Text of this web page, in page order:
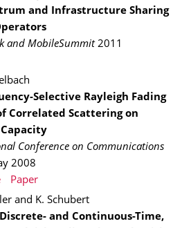
and Infrastructure Sharing
and MobileSummit 2011
Selective Rayleigh Fading
Correlated Scattering on
Conference on Communications
2008
Paper
and K. Schubert
and Continuous-Time,